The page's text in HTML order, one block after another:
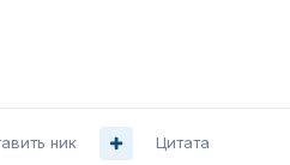
ник Цитата